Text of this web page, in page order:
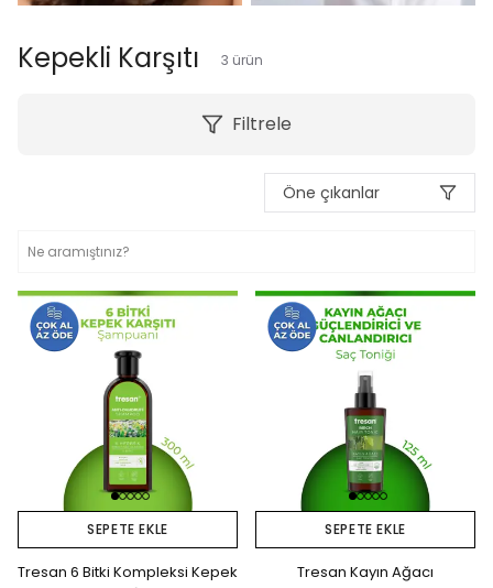
Kepekli Karşıtı 3 ürün
Filtrele
Öne çıkanlar
SEPETE EKLE
Tresan 6 Bitki Kompleksi Kepek
SEPETE EKLE
Tresan Kayın Ağacı